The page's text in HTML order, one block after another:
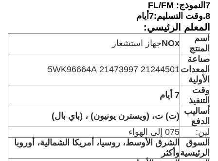
7النموذج: FL/FM
8. وقت التسليم:7 أيام
المعلم الرئيسي:
اسم
المنتج
NOxجهاز استشعار
صناعة
المعدات
الأولية
21244501 21473997 5WK96664A
وقت
التنفيذ
7 أيام
أساليب
الدفع
(ت) ت، (ويسترن يونيون) ، (باي بال)
لين:
075 إلى الهواء
السوق
الرئيسية
الشرق الأوسط، روسيا، أمريكا الشمالية، أوروبا
وأكثر